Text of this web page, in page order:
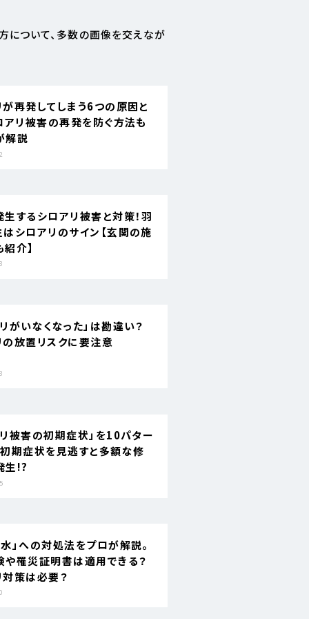
について、多数の画像を交えなが
再発してしまう6つの原因と
アリ被害の再発を防ぐ方法も
解説
するシロアリ被害と対策！羽
シロアリのサイン【玄関の施
介】
がいなくなった」は勘違い？
の放置リスクに要注意
被害の初期症状」を10パター
期症状を見逃すと多額な修
生!?
」への対処法をプロが解説。
や罹災証明書は適用できる？
策は必要？